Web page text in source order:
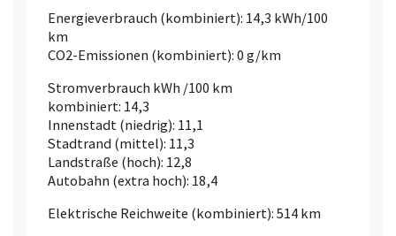
Energieverbrauch (kombiniert): 14,3 kWh/100
km
CO2-Emissionen (kombiniert): 0 g/km
Stromverbrauch kWh /100 km
kombiniert: 14,3
Innenstadt (niedrig): 11,1
Stadtrand (mittel): 11,3
Landstraße (hoch): 12,8
Autobahn (extra hoch): 18,4
Elektrische Reichweite (kombiniert): 514 km